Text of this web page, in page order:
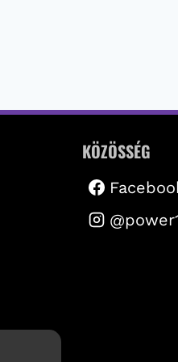
KÖZÖSSÉG